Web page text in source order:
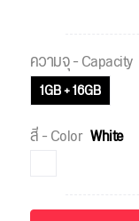
ความจุ - Capacity
1GB + 16GB
สี - Color White